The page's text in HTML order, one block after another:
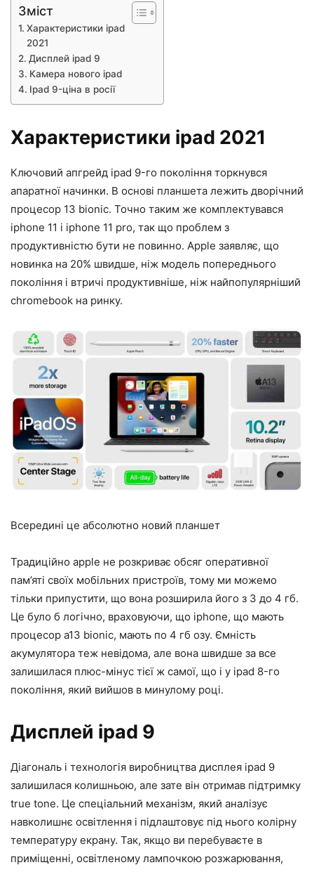
Зміст
Характеристики ipad
2021
Дисплей ipad 9
Камера нового ipad
Ipad 9-ціна в росії
Характеристики ipad 2021
Ключовий апгрейд ipad 9-го покоління торкнувся
апаратної начинки. В основі планшета лежить дворічний
процесор 13 bionic. Точно таким же комплектувався
iphone 11 і iphone 11 pro, так що проблем з
продуктивністю бути не повинно. Apple заявляє, що
новинка на 20% швидше, ніж модель попереднього
покоління і втричі продуктивніше, ніж найпопулярніший
chromebook на ринку.
Всередині це абсолютно новий планшет
Традиційно apple не розкриває обсяг оперативної
пам’яті своїх мобільних пристроїв, тому ми можемо
тільки припустити, що вона розширила його з 3 до 4 гб.
Це було б логічно, враховуючи, що iphone, що мають
процесор a13 bionic, мають по 4 гб озу. Ємність
акумулятора теж невідома, але вона швидше за все
залишилася плюс-мінус тієї ж самої, що і у ipad 8-го
покоління, який вийшов в минулому році.
Дисплей ipad 9
Діагональ і технологія виробництва дисплея ipad 9
залишилася колишньою, але зате він отримав підтримку
true tone. Це спеціальний механізм, який аналізує
навколишнє освітлення і підлаштовує під нього колірну
температуру екрану. Так, якщо ви перебуваєте в
приміщенні, освітленому лампочкою розжарювання,